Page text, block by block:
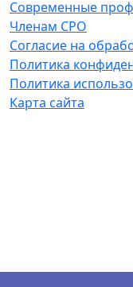
Современные
Членам СРО
Согласие на
Политика
Политика
Карта сайта